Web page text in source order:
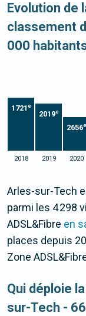
Evolution de
classement
000
1721 e
2019e
2656e
2018 2019 2020
Arles-sur-Tech
parmi les 4 298
ADSL&Fibre en
places depuis
Zone
Qui déploie
sur-Tech -